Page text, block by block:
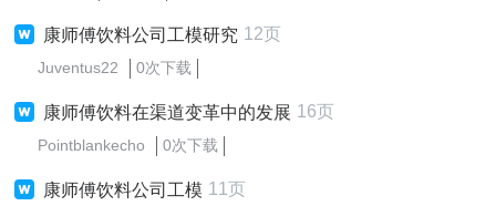
康师傅饮料公司工模研究 12页
Juventus22 0次下载
康师傅饮料在渠道变革中的发展 16页
Pointblankecho 0次下载
康师傅饮料公司工模 11页